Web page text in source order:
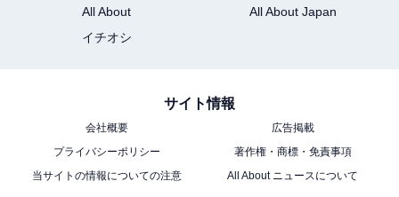
ソニー「BDZ-FBW2200」
All About
All About Japan
イチオシ
サイト情報
会社概要
広告掲載
プライバシーポリシー
著作権・商標・免責事項
当サイトの情報についての注意
All About ニュースについて